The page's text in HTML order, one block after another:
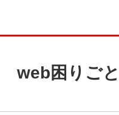
web困りご